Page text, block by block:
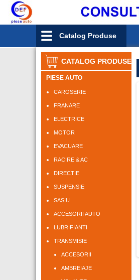
Catalog Produse
CATALOG PRODUSE
PIESE AUTO
CAROSERIE
FRANARE
ELECTRICE
MOTOR
EVACUARE
RACIRE & AC
DIRECTIE
SUSPENSIE
SASIU
ACCESORII AUTO
LUBRIFIANTI
TRANSMISIE
ACCESORII
AMBREIAJE